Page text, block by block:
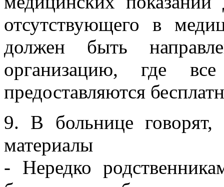
отсутствующего в
должен быть
организацию, где все
предоставляются
9. В больнице
материалы
- Нередко